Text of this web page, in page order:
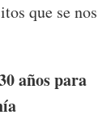
que se nos
años para